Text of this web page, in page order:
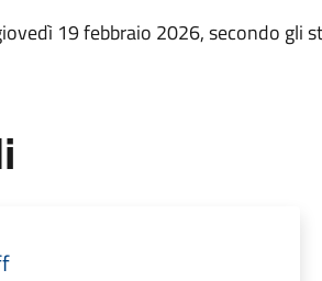
19 febbraio 2026, secondo gli